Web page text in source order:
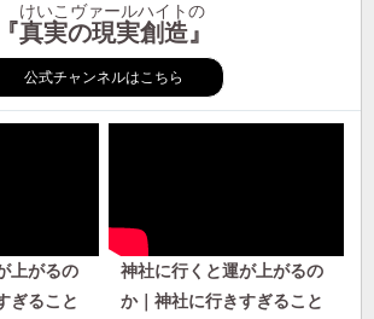
けいこヴァールハイトの
『真実の現実創造』
公式チャンネルはこちら
上がるの
ぎること
神社に行くと運が上がるの
か｜神社に行きすぎること